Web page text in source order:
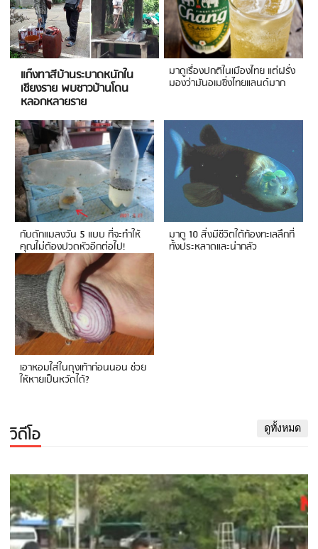
แก๊งทาสีบ้านระบาดหนักใน
เชียงราย พบชาวบ้านโดน
หลอกหลายราย
มาดูเรื่องปกติในเมืองไทย แต่ฝรั่ง
มองว่ามันอเมซิ่งไทยแลนด์มาก
กับดักแมลงวัน 5 แบบ ที่จะทำให้
คุณไม่ต้องปวดหัวอีกต่อไป!
มาดู 10 สิ่งมีชีวิตใต้ท้องทะเลลึกที่
ทั้งประหลาดและน่ากลัว
เอาหอมใส่ในถุงเท้าก่อนนอน ช่วย
ให้หายเป็นหวัดได้?
วิดีโอ ดูทั้งหมด